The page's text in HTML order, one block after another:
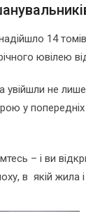
14
ювілею
не лише
у
– і ви
в якій жила